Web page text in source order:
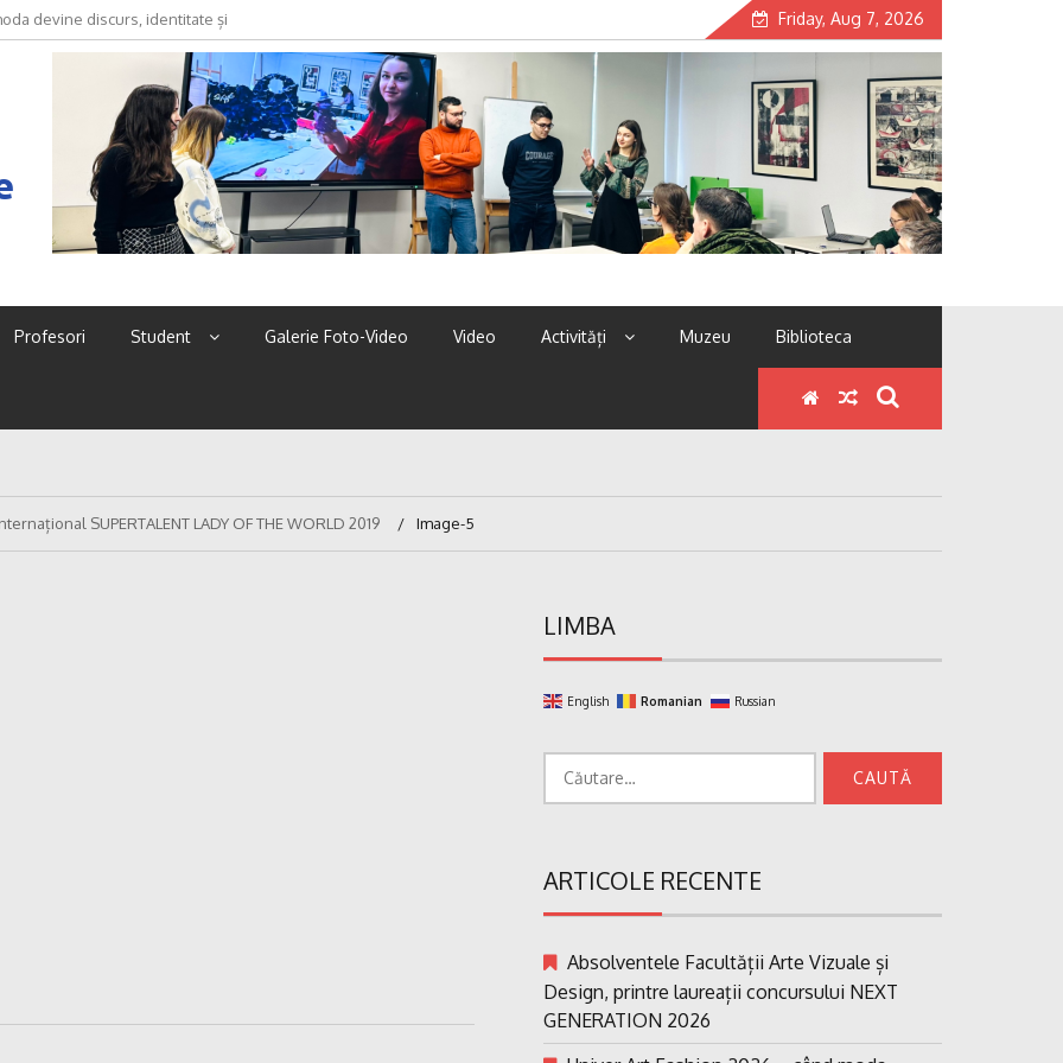
devine discurs, identitate și
Friday, Aug 7, 2026
Profesori Student Galerie Foto-Video Video Activități Muzeu Biblioteca
SUPERTALENT LADY OF THE WORLD 2019 Image-5
LIMBA
English Romanian Russian
ARTICOLE RECENTE
Absolventele Facultății Arte Vizuale și
Design, printre laureații concursului NEXT
GENERATION 2026